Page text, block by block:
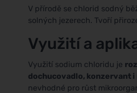
V přírodě se chlorid sodný
solných jezerech. Tvoří
Využití a
Využití sodium chloridu je
dochucovadlo, konzervant
nevhodné pro růst